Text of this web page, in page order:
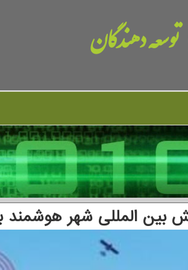
توسعه دهندگان
بین المللی شهر هوشمند